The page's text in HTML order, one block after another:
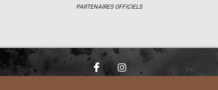
PARTENAIRES OFFICIELS